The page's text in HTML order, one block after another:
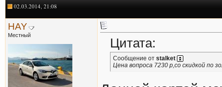
02.03.2014, 21:08
HAY
Местный
Цитата:
Сообщение от stalket
Цена вопроса 7230 р,со скидкой по